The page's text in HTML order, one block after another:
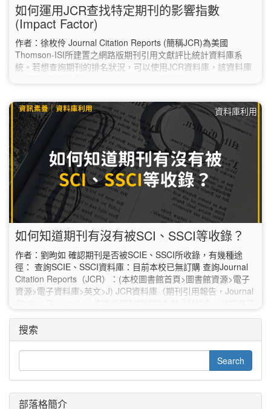
如何運用JCR查找特定期刊的影響指數
(Impact Factor)
作者：徐枚伶 Journal Citation Reports (簡稱JCR)為美國
Thomson-ISI所建置之網路版期刊引用文獻評比統計資料庫系
統。若想查詢期刊的排名狀況，可以使用JCR資料庫，該資料庫
Life)等，可了解期刊引用和影響趨勢。 JCR於2021年開始進行
改版(註)，若是想要了解特定期刊的Impact…
資料庫利用
如何知道期刊有沒有被SCI、SSCI等收錄？
作者：劉昫如 確認期刊是否被SCIE、SSCI所收錄，有幾種途
徑： 查詢SCIE、SSCI資料庫：目前本校已無訂購 查詢Journal
Citation Reports（JCR）：(本校圖書館首頁>圖書館資源>電子
資源>電子資料庫>英文>J) JCR資料庫（期刊引用報告，Journal
大、哪一種期刊最常被…
搜索
部落格簡介